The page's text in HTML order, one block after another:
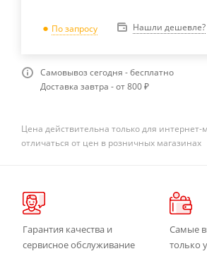
По запросу Нашли дешевле?
Самовывоз сегодня - бесплатно
Доставка завтра - от 800 ₽
Цена действительна только для
отличаться от цен в розничных магазинах
Гарантия качества и
сервисное обслуживание
Самые
только